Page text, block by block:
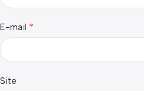
E-mail *
Site